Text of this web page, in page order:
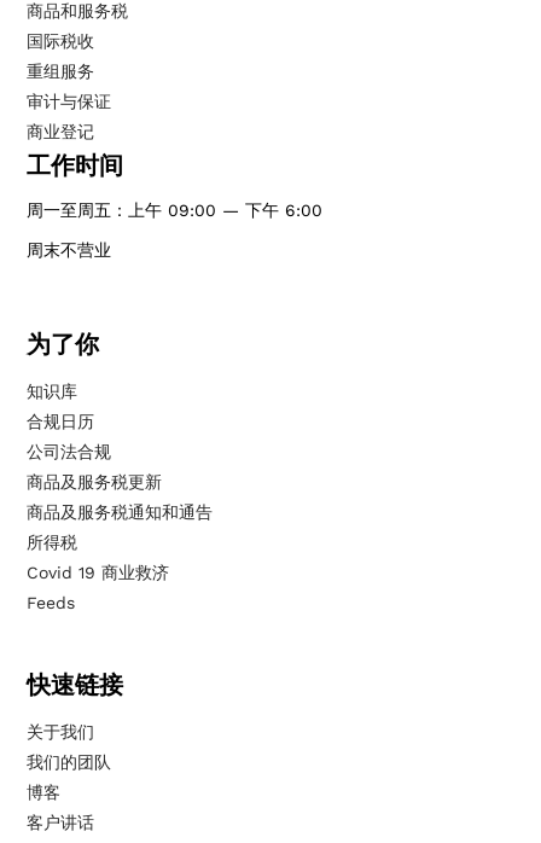
商品和服务税
国际税收
重组服务
审计与保证
商业登记
工作时间
周一至周五：上午 09:00 — 下午 6:00
周末不营业
为了你
知识库
合规日历
公司法合规
商品及服务税更新
商品及服务税通知和通告
所得税
Covid 19 商业救济
Feeds
快速链接
关于我们
我们的团队
博客
客户讲话